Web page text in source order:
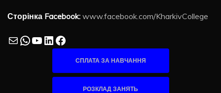
Сторінка Facebook: www.facebook.com/KharkivCollege
MailWhatsApp
YouTube
LinkedIn
Facebook
СПЛАТА ЗА НАВЧАННЯ
РОЗКЛАД ЗАНЯТЬ